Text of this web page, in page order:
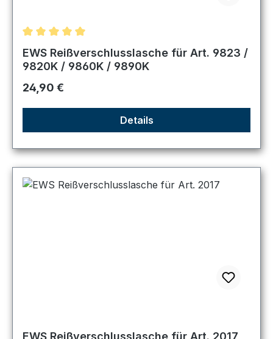
Durchschnittliche Bewertung von 5 von 5 Sternen
EWS Reißverschlusslasche für Art. 9823 /
9820K / 9860K / 9890K
Regulärer Preis:
24,90 €
Details
EWS Reißverschlusslasche für Art. 2017